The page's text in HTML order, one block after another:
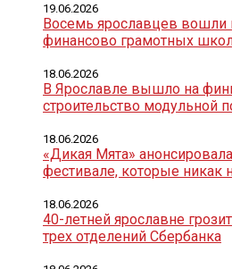
Восемь ярославцев вошли
финансово грамотных
19.06.2026
В Ярославле вышло на
строительство модульной
18.06.2026
«Дикая Мята»
фестивале, которые никак
18.06.2026
40-летней ярославне
трех отделений Сбербанка
18.06.2026